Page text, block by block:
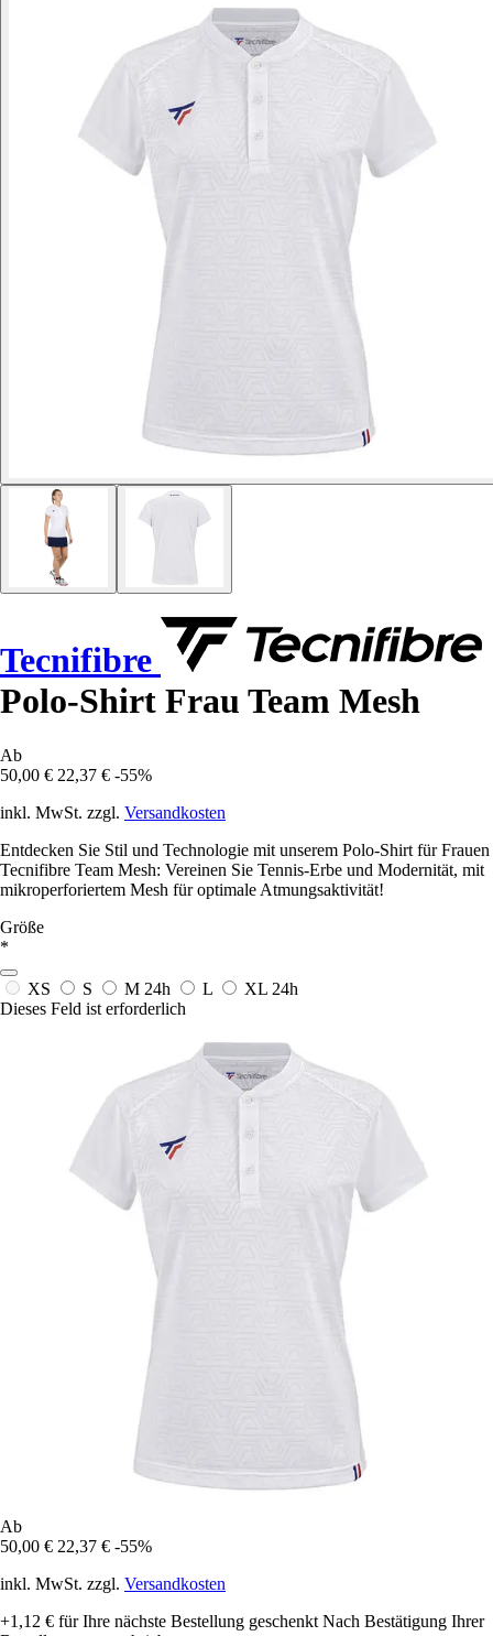
Tecnifibre
Polo-Shirt Frau Team Mesh
Ab
50,00 € 22,37 € -55%
inkl. MwSt. zzgl. Versandkosten
Entdecken Sie Stil und Technologie mit unserem Polo-Shirt für Frauen
Tecnifibre Team Mesh: Vereinen Sie Tennis-Erbe und Modernität, mit
mikroperforiertem Mesh für optimale Atmungsaktivität!
Größe
*
XS S M 24h L XL 24h
Dieses Feld ist erforderlich
Ab
50,00 € 22,37 € -55%
inkl. MwSt. zzgl. Versandkosten
+1,12 € für Ihre nächste Bestellung geschenkt Nach Bestätigung Ihrer